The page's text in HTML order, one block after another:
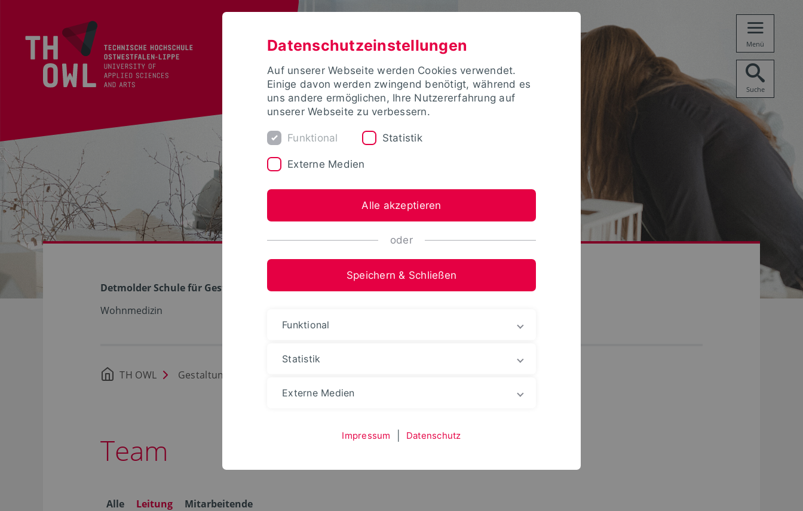
Menü
Suche
Detmolder Schule für Gestaltung
Wohnmedizin
TH OWL Gestaltung
Team
Alle Leitung Mitarbeitende
Datenschutzeinstellungen
Auf unserer Webseite werden Cookies verwendet.
Einige davon werden zwingend benötigt, während es
uns andere ermöglichen, Ihre Nutzererfahrung auf
unserer Webseite zu verbessern.
Funktional Statistik
Externe Medien
Alle akzeptieren
oder
Speichern & Schließen
Funktional
Statistik
Externe Medien
Impressum Datenschutz